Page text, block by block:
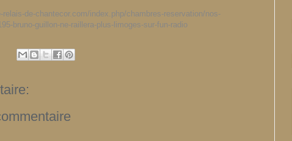
de-chantecor.com/index.php/chambres-reservation/nos-
bruno-guillon-ne-raillera-plus-limoges-sur-fun-radio